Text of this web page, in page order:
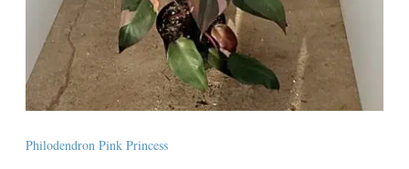
Philodendron Pink Princess